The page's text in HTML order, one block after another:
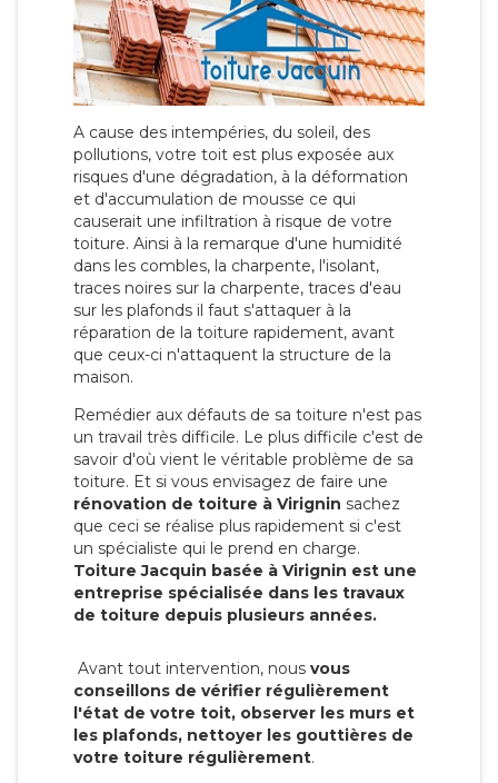
A cause des intempéries, du soleil, des
pollutions, votre toit est plus exposée aux
risques d'une dégradation, à la déformation
et d'accumulation de mousse ce qui
causerait une infiltration à risque de votre
toiture. Ainsi à la remarque d'une humidité
dans les combles, la charpente, l'isolant,
traces noires sur la charpente, traces d'eau
sur les plafonds il faut s'attaquer à la
réparation de la toiture rapidement, avant
que ceux-ci n'attaquent la structure de la
maison.
Remédier aux défauts de sa toiture n'est pas
un travail très difficile. Le plus difficile c'est de
savoir d'où vient le véritable problème de sa
toiture. Et si vous envisagez de faire une
rénovation de toiture à Virignin sachez
que ceci se réalise plus rapidement si c'est
un spécialiste qui le prend en charge.
Toiture Jacquin basée à Virignin est une
entreprise spécialisée dans les travaux
de toiture depuis plusieurs années.
Avant tout intervention, nous vous
conseillons de vérifier régulièrement
l'état de votre toit, observer les murs et
les plafonds, nettoyer les gouttières de
votre toiture régulièrement.